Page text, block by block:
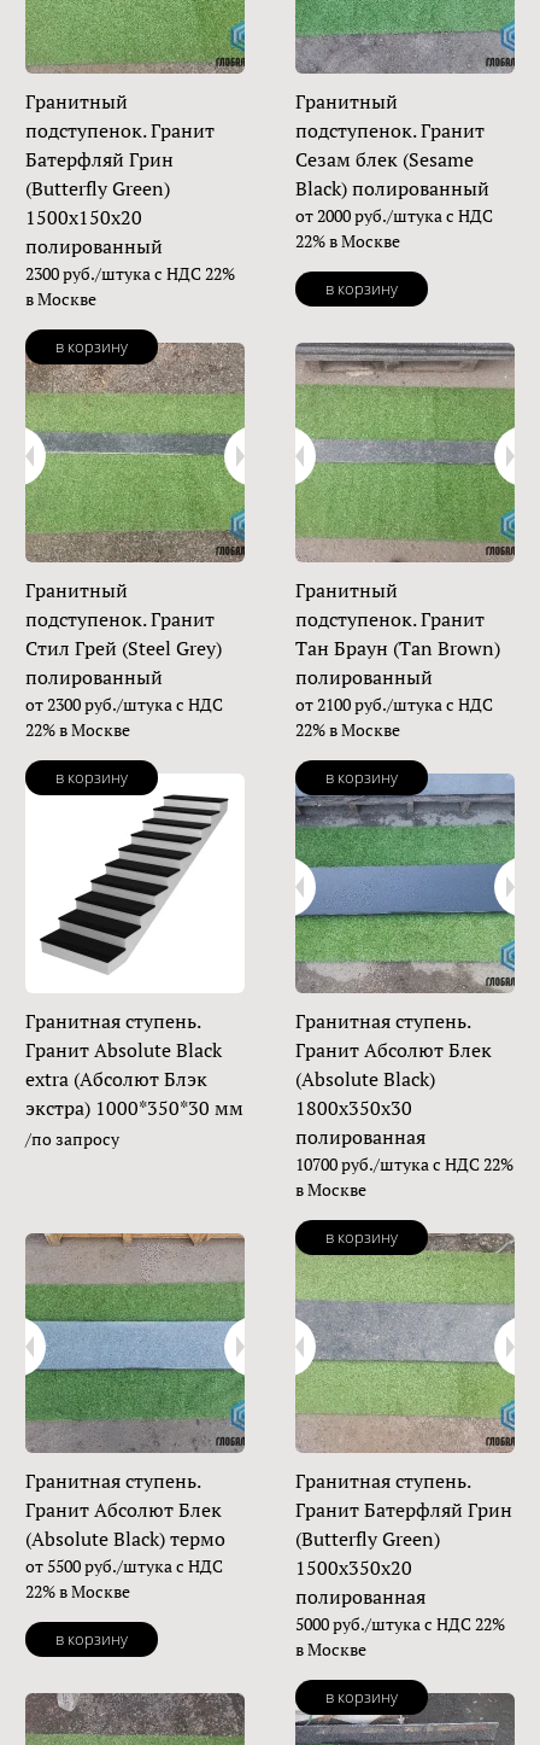
Гранитный
подступенок. Гранит
Батерфляй Грин
(Butterfly Green)
1500х150х20
полированный
2300 руб./штука с НДС 22%
в Москве
в корзину
Гранитный
подступенок. Гранит
Сезам блек (Sesame
Black) полированный
от 2000 руб./штука с НДС
22% в Москве
в корзину
Гранитный
подступенок. Гранит
Стил Грей (Steel Grey)
полированный
от 2300 руб./штука с НДС
22% в Москве
в корзину
Гранитный
подступенок. Гранит
Тан Браун (Tan Brown)
полированный
от 2100 руб./штука с НДС
22% в Москве
в корзину
Гранитная ступень.
Гранит Absolute Black
extra (Абсолют Блэк
экстра) 1000*350*30 мм
/по запросу
Гранитная ступень.
Гранит Абсолют Блек
(Absolute Black)
1800х350х30
полированная
10700 руб./штука с НДС 22%
в Москве
в корзину
Гранитная ступень.
Гранит Абсолют Блек
(Absolute Black) термо
от 5500 руб./штука с НДС
22% в Москве
в корзину
Гранитная ступень.
Гранит Батерфляй Грин
(Butterfly Green)
1500х350х20
полированная
5000 руб./штука с НДС 22%
в Москве
в корзину